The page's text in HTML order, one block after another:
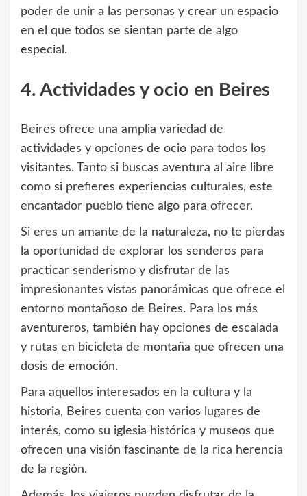
poder de unir a las personas y crear un espacio
en el que todos se sientan parte de algo
especial.
4. Actividades y ocio en Beires
Beires ofrece una amplia variedad de
actividades y opciones de ocio para todos los
visitantes. Tanto si buscas aventura al aire libre
como si prefieres experiencias culturales, este
encantador pueblo tiene algo para ofrecer.
Si eres un amante de la naturaleza, no te pierdas
la oportunidad de explorar los senderos para
practicar senderismo y disfrutar de las
impresionantes vistas panorámicas que ofrece el
entorno montañoso de Beires. Para los más
aventureros, también hay opciones de escalada
y rutas en bicicleta de montaña que ofrecen una
dosis de emoción.
Para aquellos interesados en la cultura y la
historia, Beires cuenta con varios lugares de
interés, como su iglesia histórica y museos que
ofrecen una visión fascinante de la rica herencia
de la región.